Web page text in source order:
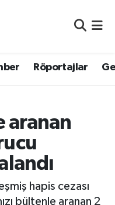
Röportajlar
aranan
hapis cezası
bültenle aranan 2
Fikstür